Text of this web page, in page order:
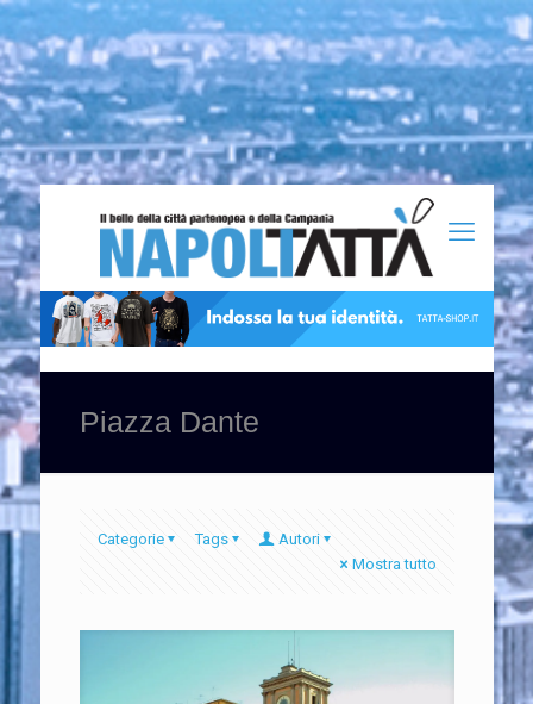
Piazza Dante
Categorie Tags
Autori
Mostra tutto